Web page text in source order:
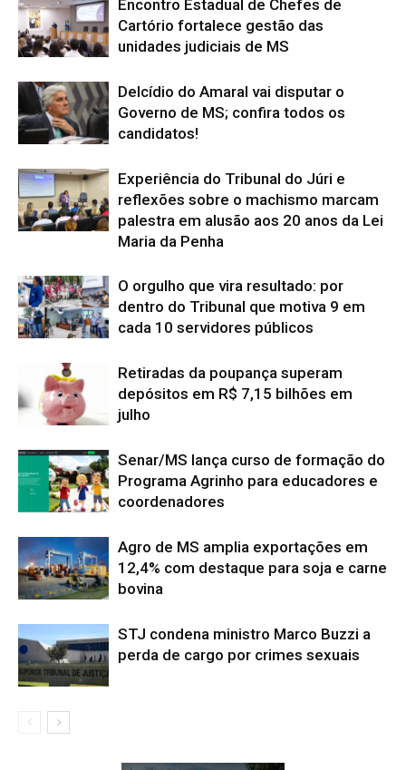
Encontro Estadual de Chefes de
Cartório fortalece gestão das
unidades judiciais de MS
Delcídio do Amaral vai disputar o
Governo de MS; confira todos os
candidatos!
Experiência do Tribunal do Júri e
reflexões sobre o machismo marcam
palestra em alusão aos 20 anos da Lei
Maria da Penha
O orgulho que vira resultado: por
dentro do Tribunal que motiva 9 em
cada 10 servidores públicos
Retiradas da poupança superam
depósitos em R$ 7,15 bilhões em
julho
Senar/MS lança curso de formação do
Programa Agrinho para educadores e
coordenadores
Agro de MS amplia exportações em
12,4% com destaque para soja e carne
bovina
STJ condena ministro Marco Buzzi a
perda de cargo por crimes sexuais